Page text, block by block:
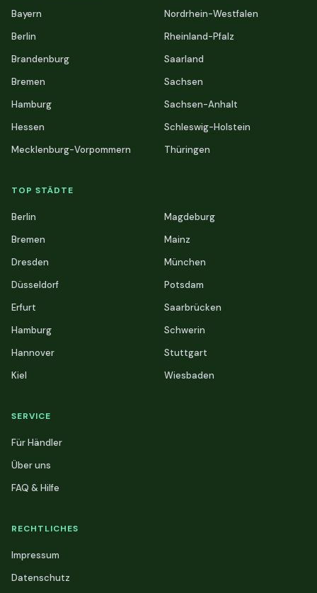
Bayern
Berlin
Brandenburg
Bremen
Hamburg
Hessen
Mecklenburg-Vorpommern
Nordrhein-Westfalen
Rheinland-Pfalz
Saarland
Sachsen
Sachsen-Anhalt
Schleswig-Holstein
Thüringen
TOP STÄDTE
Berlin
Bremen
Dresden
Düsseldorf
Erfurt
Hamburg
Hannover
Kiel
Magdeburg
Mainz
München
Potsdam
Saarbrücken
Schwerin
Stuttgart
Wiesbaden
SERVICE
Für Händler
Über uns
FAQ & Hilfe
RECHTLICHES
Impressum
Datenschutz